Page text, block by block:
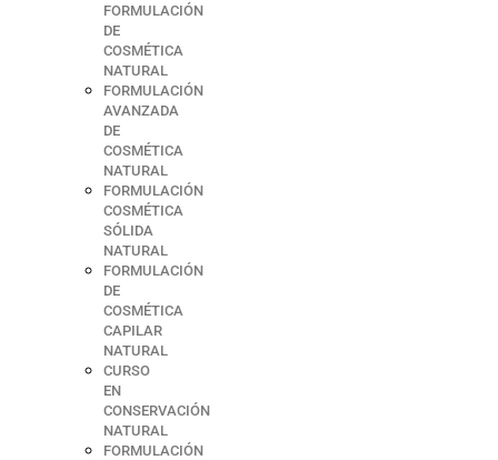
FORMULACIÓN
DE
COSMÉTICA
NATURAL
FORMULACIÓN
AVANZADA
DE
COSMÉTICA
NATURAL
FORMULACIÓN
COSMÉTICA
SÓLIDA
NATURAL
FORMULACIÓN
DE
COSMÉTICA
CAPILAR
NATURAL
CURSO
EN
CONSERVACIÓN
NATURAL
FORMULACIÓN